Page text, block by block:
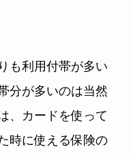
も利用付帯が多い
分が多いのは当然
、カードを使って
時に使える保険の